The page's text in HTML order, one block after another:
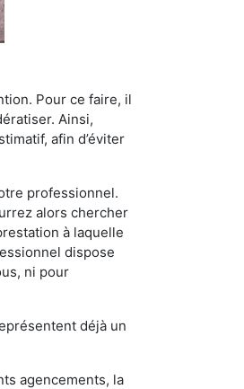
Pour ce faire, il
Ainsi,
afin d’éviter
professionnel.
alors chercher
à laquelle
dispose
ni pour
déjà un
agencements, la